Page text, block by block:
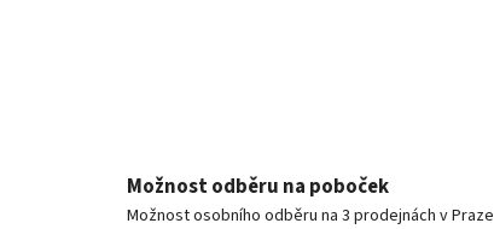
Možnost odběru na poboček
Možnost osobního odběru na 3 prodejnách v Praze